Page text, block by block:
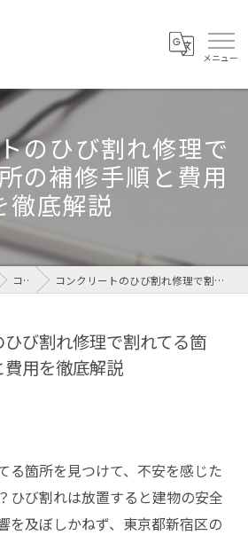
のひび割れ修理で
の補修手順と費用
徹底解説
コラム コンクリートのひび割れ修理で割れてる箇所の補修手順と費用を徹底解説
び割れ修理で割れてる箇
用を徹底解説
る箇所を見つけて、不安を感じた
ひび割れは放置すると建物の安全
を及ぼしかねず、東京都新宿区の